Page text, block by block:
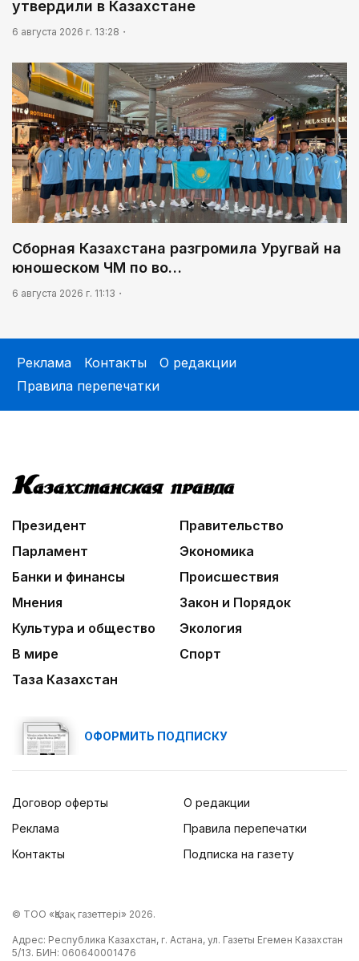
утвердили в Казахстане
6 августа 2026 г. 13:28
Сборная Казахстана разгромила Уругвай на
юношеском ЧМ по во…
6 августа 2026 г. 11:13
Реклама Контакты
О редакции
Правила перепечатки
Президент
Правительство
Парламент
Экономика
Банки и финансы
Происшествия
Мнения
Закон и Порядок
Культура и общество
Экология
В мире
Спорт
Таза Казахстан
ОФОРМИТЬ ПОДПИСКУ
Договор оферты
Реклама
Контакты
О редакции
Правила перепечатки
Подписка на газету
© ТОО «Қазақ газеттері» 2026.
Адрес: Республика Казахстан, г. Астана, ул. Газеты Егемен Казахстан
5/13. БИН: 060640001476